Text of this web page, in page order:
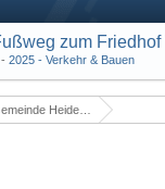
zum Friedhof
2025 - Verkehr & Bauen
Heidenrod